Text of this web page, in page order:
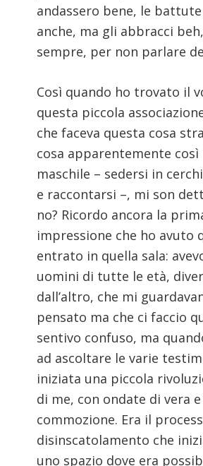
andassero bene, le
anche, ma gli abbracci
sempre, per non parlare
Così quando ho trovato il
questa piccola
che faceva questa cosa
cosa apparentemente così
maschile – sedersi in
e raccontarsi –, mi son
no? Ricordo ancora la
impressione che ho avuto
entrato in quella sala:
uomini di tutte le età,
dall’altro, che mi
pensato ma che ci faccio
sentivo confuso, ma
ad ascoltare le varie
iniziata una piccola
di me, con ondate di vera
commozione. Era il
disinscatolamento che
uno spazio dove era